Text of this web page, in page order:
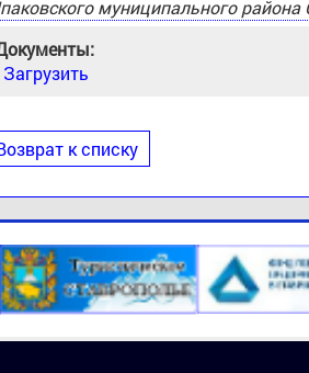
муниципального района
Загрузить
к списку